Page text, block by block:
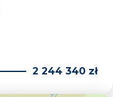
2 244 340 zł